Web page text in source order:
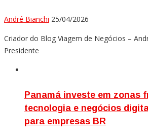
André Bianchi 25/04/2026
Criador do Blog Viagem de Negócios –
Presidente
Panamá investe em zonas
tecnologia e negócios
para empresas BR